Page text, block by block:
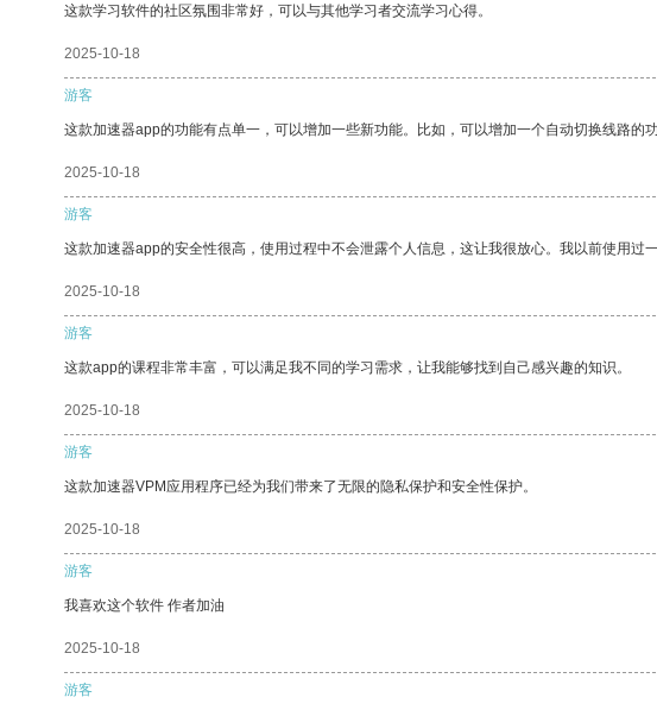
这款学习软件的社区氛围非常好，可以与其他学习者交流学习心得。
2025-10-18
游客
这款加速器app的功能有点单一，可以增加一些新功能。比如，可以增加一个自动切换线路的
2025-10-18
游客
这款加速器app的安全性很高，使用过程中不会泄露个人信息，这让我很放心。我以前使用过
2025-10-18
游客
这款app的课程非常丰富，可以满足我不同的学习需求，让我能够找到自己感兴趣的知识。
2025-10-18
游客
这款加速器VPM应用程序已经为我们带来了无限的隐私保护和安全性保护。
2025-10-18
游客
我喜欢这个软件 作者加油
2025-10-18
游客